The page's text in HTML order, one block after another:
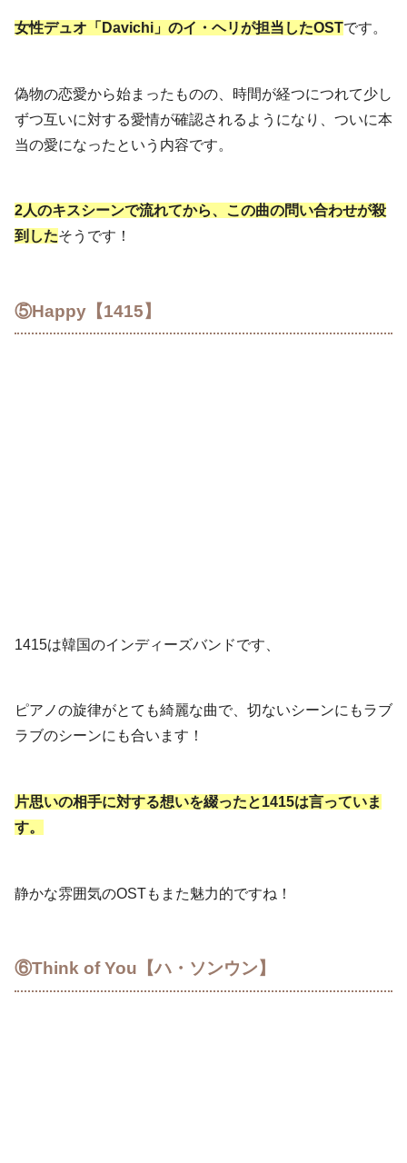
女性デュオ「Davichi」のイ・ヘリが担当したOSTです。
偽物の恋愛から始まったものの、時間が経つにつれて少し
ずつ互いに対する愛情が確認されるようになり、ついに本
当の愛になったという内容です。
2人のキスシーンで流れてから、この曲の問い合わせが殺
到したそうです！
⑤Happy【1415】
1415は韓国のインディーズバンドです、
ピアノの旋律がとても綺麗な曲で、切ないシーンにもラブ
ラブのシーンにも合います！
片思いの相手に対する想いを綴ったと1415は言っていま
す。
静かな雰囲気のOSTもまた魅力的ですね！
⑥Think of You【ハ・ソンウン】